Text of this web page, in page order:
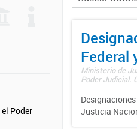
Poder
Federal
Ministerio de
Poder Judicial.
Justicia